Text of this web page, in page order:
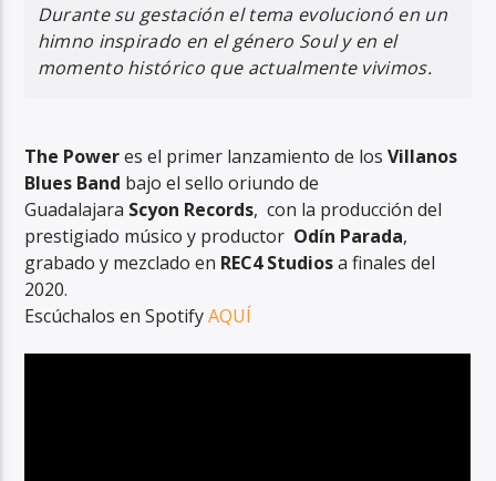
Durante su gestación el tema evolucionó en un
himno inspirado en el género Soul y en el
momento histórico que actualmente vivimos.
The Poweres el primer lanzamiento de losVillanos
Blues Band bajo el sello oriundo de
Guadalajara Scyon Records, con la producción del
prestigiado músico y productor Odín Parada,
grabado y mezclado en REC4 Studiosa finales del
2020.
Escúchalos en SpotifyAQUÍ